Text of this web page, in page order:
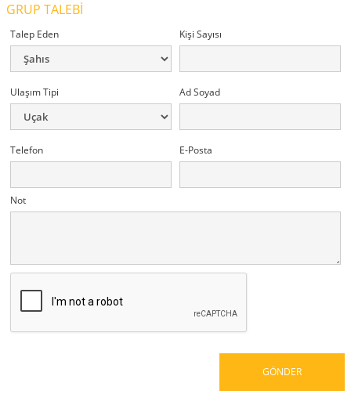
GRUP TALEBİ
Talep Eden Kişi Sayısı
Ulaşım Tipi Ad Soyad
Telefon E-Posta
Not